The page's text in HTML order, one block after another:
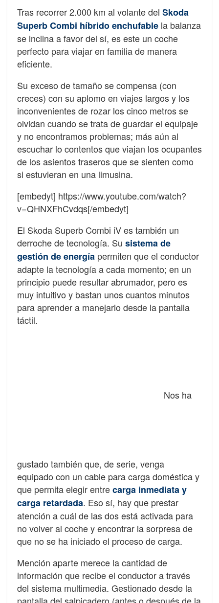
Tras recorrer 2.000 km al volante del Skoda
Superb Combi híbrido enchufable la balanza
se inclina a favor del sí, es este un coche
perfecto para viajar en familia de manera
eficiente.
Su exceso de tamaño se compensa (con
creces) con su aplomo en viajes largos y los
inconvenientes de rozar los cinco metros se
olvidan cuando se trata de guardar el equipaje
y no encontramos problemas; más aún al
escuchar lo contentos que viajan los ocupantes
de los asientos traseros que se sienten como
si estuvieran en una limusina.
[embedyt] https://www.youtube.com/watch?
v=QHNXFhCvdqs[/embedyt]
El Skoda Superb Combi iV es también un
derroche de tecnología. Su sistema de
gestión de energía permiten que el conductor
adapte la tecnología a cada momento; en un
principio puede resultar abrumador, pero es
muy intuitivo y bastan unos cuantos minutos
para aprender a manejarlo desde la pantalla
táctil.
Nos ha
gustado también que, de serie, venga
equipado con un cable para carga doméstica y
que permita elegir entrecarga inmediata y
carga retardada. Eso sí, hay que prestar
atención a cuál de las dos está activada para
no volver al coche y encontrar la sorpresa de
que no se ha iniciado el proceso de carga.
Mención aparte merece la cantidad de
información que recibe el conductor a través
del sistema multimedia. Gestionado desde la